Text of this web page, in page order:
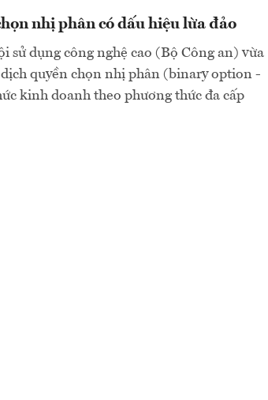
nhị phân có dấu hiệu lừa đảo
sử dụng công nghệ cao (Bộ Công an) vừa
quyền chọn nhị phân (binary option -
kinh doanh theo phương thức đa cấp